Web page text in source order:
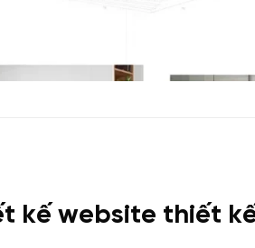
kế website thiết